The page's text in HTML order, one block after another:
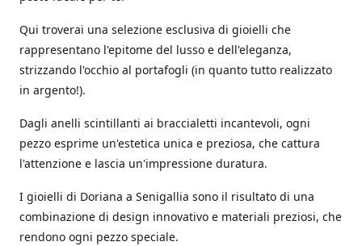
Qui troverai una selezione esclusiva di gioielli che
rappresentano l'epitome del lusso e dell'eleganza,
strizzando l'occhio al portafogli (in quanto tutto realizzato
in argento!).
Dagli anelli scintillanti ai braccialetti incantevoli, ogni
pezzo esprime un'estetica unica e preziosa, che cattura
l'attenzione e lascia un'impressione duratura.
I gioielli di Doriana a Senigallia sono il risultato di una
combinazione di design innovativo e materiali preziosi, che
rendono ogni pezzo speciale.